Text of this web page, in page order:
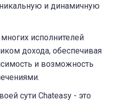
и динамичную
исполнителей
дохода, обеспечивая
и возможность
сути Chateasy - это